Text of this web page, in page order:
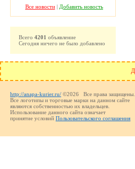
Все новости| Добавить новость
Всего 4201 объявление
Сегодня ничего не было добавлено
http://anapa-kurier.ru/ ©2026 Все права защищены.
Все логотипы и торговые марки на данном сайте
являются собственностью их владельцев.
Использование данного сайта означает
принятие условий Пользовательского соглашения